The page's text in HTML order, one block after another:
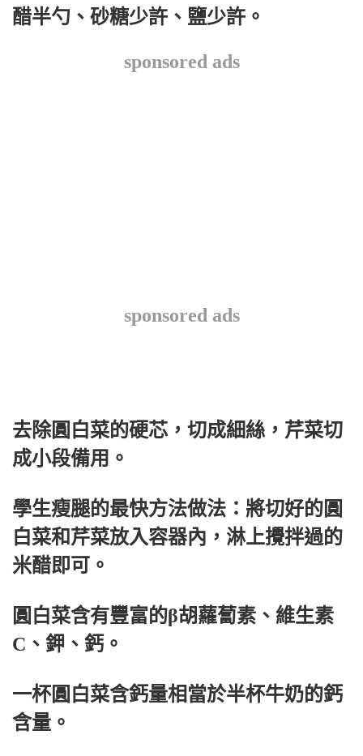
醋半勺、砂糖少許、鹽少許。
sponsored ads
sponsored ads
去除圓白菜的硬芯，切成細絲，芹菜切
成小段備用。
學生瘦腿的最快方法做法：將切好的圓
白菜和芹菜放入容器內，淋上攪拌過的
米醋即可。
圓白菜含有豐富的β胡蘿蔔素、維生素
C、鉀、鈣。
一杯圓白菜含鈣量相當於半杯牛奶的鈣
含量。